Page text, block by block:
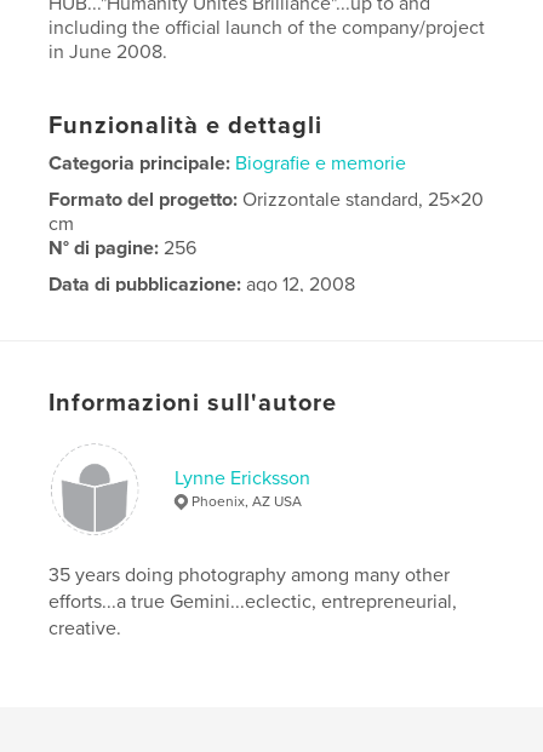
including the official launch of the company/project
in June 2008.
Funzionalità e dettagli
Categoria principale: Biografie e memorie
Formato del progetto:Orizzontale standard, 25×20
cm
N° di pagine:256
Data di pubblicazione: ago 12, 2008
Informazioni sull'autore
Lynne Ericksson
Phoenix, AZ USA
35 years doing photography among many other
efforts...a true Gemini...eclectic, entrepreneurial,
creative.